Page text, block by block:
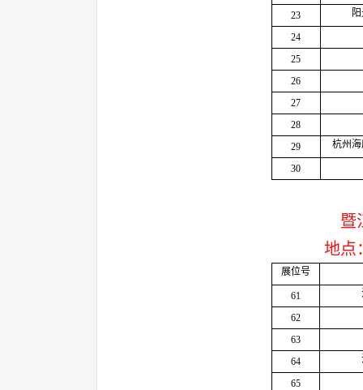
23
24
25
26
27
28
29
杭州
30
暨
地点
展位号
61
62
63
64
65